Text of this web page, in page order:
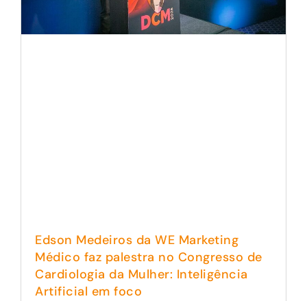
Edson Medeiros da WE Marketing
Médico faz palestra no Congresso de
Cardiologia da Mulher: Inteligência
Artificial em foco